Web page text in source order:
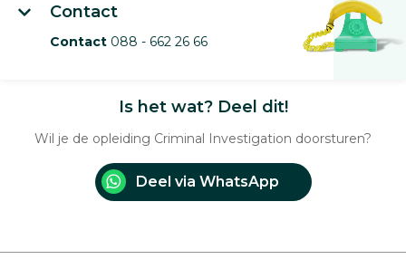
Contact
Contact 088 - 662 26 66
Is het wat? Deel dit!
Wil je de opleiding Criminal Investigation doorsturen?
Deel via WhatsApp